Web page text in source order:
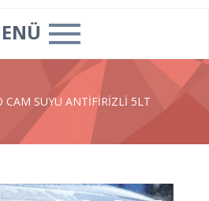
CAM SUYU ANTİFİRİZLİ 5LT